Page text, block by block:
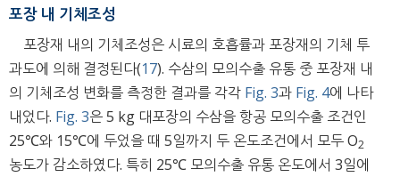
포장 내 기체조성
포장재 내의 기체조성은 시료의 호흡률과 포장재의 기체 투
과도에 의해 결정된다(17). 수삼의 모의수출 유통 중 포장재 내
의 기체조성 변화를 측정한 결과를 각각 Fig. 3과 Fig. 4에 나타
내었다. Fig. 3은 5 kg 대포장의 수삼을 항공 모의수출 조건인
25℃와 15℃에 두었을 때 5일까지 두 온도조건에서 모두 O2
농도가 감소하였다. 특히 25℃ 모의수출 유통 온도에서 3일에